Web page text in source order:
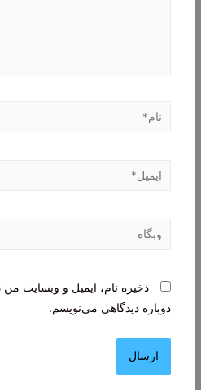
نام*
ایمیل*
وبگاه
ذخیره نام، ایمیل و وبسایت
دوباره دیدگاهی می‌نویسم.